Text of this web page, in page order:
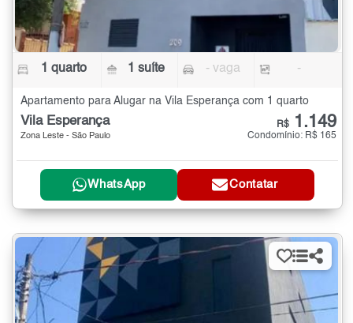
1 quarto 1 suíte - vaga -
Apartamento para Alugar na Vila Esperança com 1 quarto
Vila Esperança
Zona Leste - São Paulo
R$ 1.149
Condomínio: R$ 165
WhatsApp Contatar